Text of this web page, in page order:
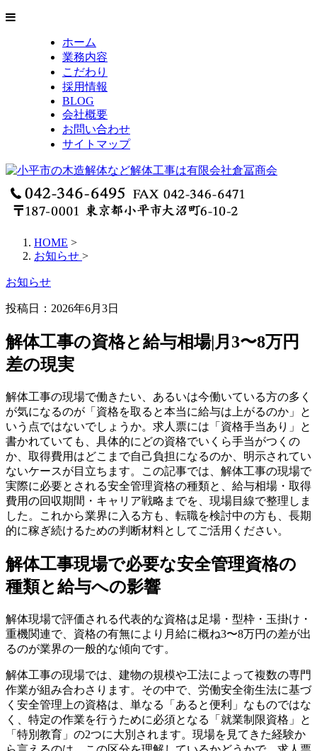
ホーム
業務内容
こだわり
採用情報
BLOG
会社概要
お問い合わせ
サイトマップ
HOME >
お知らせ >
お知らせ
投稿日： 2026年6月3日
解体工事の資格と給与相場|月3〜8万円
差の現実
解体工事の現場で働きたい、あるいは今働いている方の多く
が気になるのが「資格を取ると本当に給与は上がるのか」と
いう点ではないでしょうか。求人票には「資格手当あり」と
書かれていても、具体的にどの資格でいくら手当がつくの
か、取得費用はどこまで自己負担になるのか、明示されてい
ないケースが目立ちます。この記事では、解体工事の現場で
実際に必要とされる安全管理資格の種類と、給与相場・取得
費用の回収期間・キャリア戦略までを、現場目線で整理しま
した。これから業界に入る方も、転職を検討中の方も、長期
的に稼ぎ続けるための判断材料としてご活用ください。
解体工事現場で必要な安全管理資格の
種類と給与への影響
解体現場で評価される代表的な資格は足場・型枠・玉掛け・
重機関連で、資格の有無により月給に概ね3〜8万円の差が出
るのが業界の一般的な傾向です。
解体工事の現場では、建物の規模や工法によって複数の専門
作業が組み合わさります。その中で、労働安全衛生法に基づ
く安全管理上の資格は、単なる「あると便利」なものではな
く、特定の作業を行うために必須となる「就業制限資格」と
「特別教育」の2つに大別されます。現場を見てきた経験か